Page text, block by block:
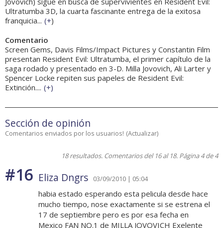
Ultratumba 3D, la cuarta fascinante entrega de la exitosa
franquicia... (+)
Comentario
Screen Gems, Davis Films/Impact Pictures y Constantin Film
presentan Resident Evil: Ultratumba, el primer capítulo de la
saga rodado y presentado en 3-D. Milla Jovovich, Ali Larter y
Spencer Locke repiten sus papeles de Resident Evil:
Extinción.... (+)
Sección de opinión
Comentarios enviados por los usuarios! (Actualizar)
18 resultados. Comentarios del 16 al 18. Página 4 de 4
#16 Eliza Dngrs 03/09/2010 | 05:04
habia estado esperando esta pelicula desde hace
mucho tiempo, nose exactamente si se estrena el
17 de septiembre pero es por esa fecha en
Mexico FAN NO.1 de MILLA JOVOVICH Exelente